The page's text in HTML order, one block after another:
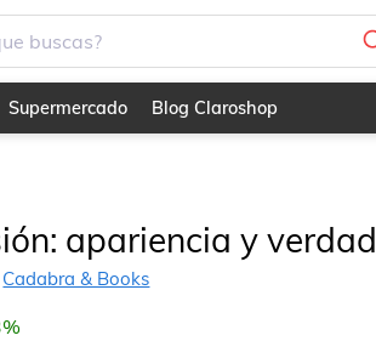
Supermercado Blog Claroshop
apariencia y verdad
Cadabra & Books
%